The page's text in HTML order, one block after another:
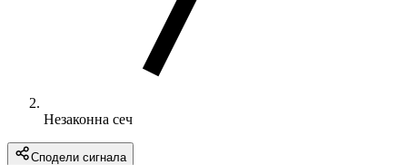
Незаконна сеч
Сподели сигнала